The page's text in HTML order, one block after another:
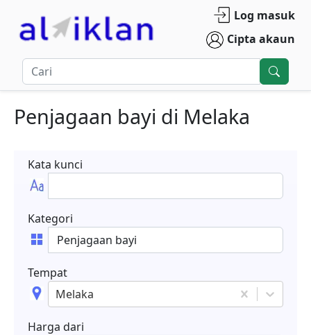
Log masuk
Cipta akaun
Penjagaan bayi di Melaka
Kata kunci
Kategori
Tempat
Melaka
Harga dari